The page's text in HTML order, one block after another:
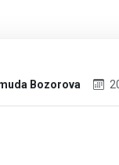
Bozorova